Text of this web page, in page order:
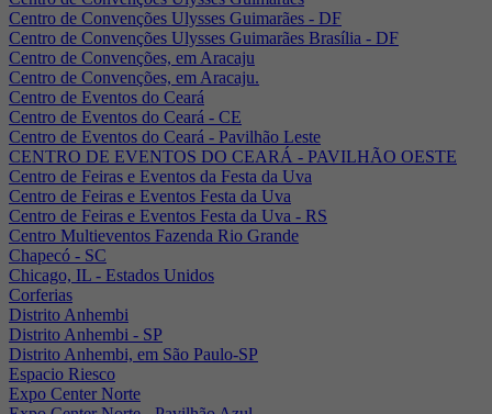
Centro de Convenções Ulysses Guimarães - DF
Centro de Convenções Ulysses Guimarães Brasília - DF
Centro de Convenções, em Aracaju
Centro de Convenções, em Aracaju.
Centro de Eventos do Ceará
Centro de Eventos do Ceará - CE
Centro de Eventos do Ceará - Pavilhão Leste
CENTRO DE EVENTOS DO CEARÁ - PAVILHÃO OESTE
Centro de Feiras e Eventos da Festa da Uva
Centro de Feiras e Eventos Festa da Uva
Centro de Feiras e Eventos Festa da Uva - RS
Centro Multieventos Fazenda Rio Grande
Chapecó - SC
Chicago, IL - Estados Unidos
Corferias
Distrito Anhembi
Distrito Anhembi - SP
Distrito Anhembi, em São Paulo-SP
Espacio Riesco
Expo Center Norte